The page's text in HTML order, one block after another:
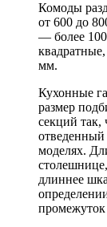
Комоды
от 600 до
— более
мм.
Кухонные
размер
секций так,
отведенный
моделях.
длиннее